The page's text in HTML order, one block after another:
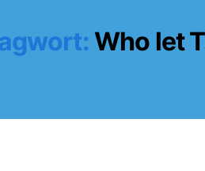
Who let